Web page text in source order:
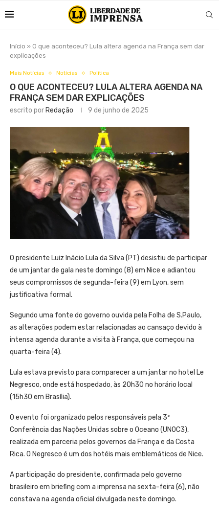
Início » O que aconteceu? Lula altera agenda na França sem dar
explicações
Mais Notícias Notícias Política
O QUE ACONTECEU? LULA ALTERA AGENDA NA
FRANÇA SEM DAR EXPLICAÇÕES
escrito por Redação 9 de junho de 2025
O presidente Luiz Inácio Lula da Silva (PT) desistiu de participar
de um jantar de gala neste domingo (8) em Nice e adiantou
seus compromissos de segunda-feira (9) em Lyon, sem
justificativa formal.
Segundo uma fonte do governo ouvida pela Folha de S.Paulo,
as alterações podem estar relacionadas ao cansaço devido à
intensa agenda durante a visita à França, que começou na
quarta-feira (4).
Lula estava previsto para comparecer a um jantar no hotel Le
Negresco, onde está hospedado, às 20h30 no horário local
(15h30 em Brasília).
O evento foi organizado pelos responsáveis pela 3ª
Conferência das Nações Unidas sobre o Oceano (UNOC3),
realizada em parceria pelos governos da França e da Costa
Rica. O Negresco é um dos hotéis mais emblemáticos de Nice.
A participação do presidente, confirmada pelo governo
brasileiro em briefing com a imprensa na sexta-feira (6), não
constava na agenda oficial divulgada neste domingo.